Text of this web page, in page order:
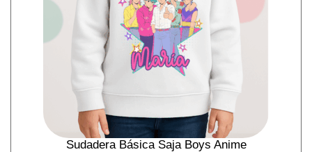
Sudadera Básica Saja Boys Anime